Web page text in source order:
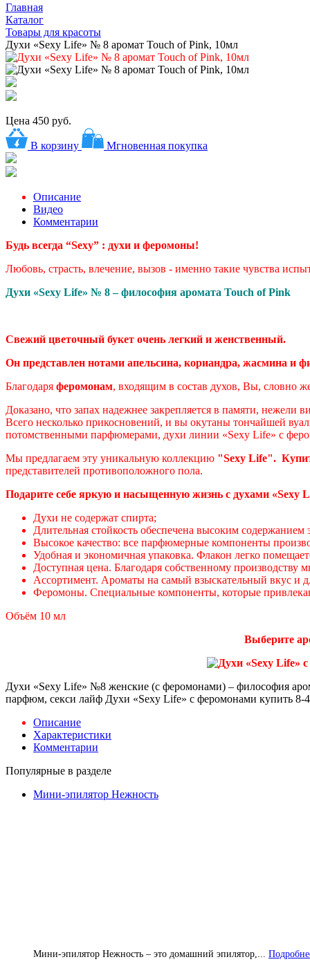
Главная
Каталог
Товары для красоты
Духи «Sexy Life» № 8 аромат Touch of Pink, 10мл
Цена 450 руб.
В корзину Мгновенная покупка
Описание
Видео
Комментарии
Будь всегда “Sexy” : духи и феромоны!
Любовь, страсть, влечение, вызов - именно такие чувства
Духи «Sexy Life» № 8 – философия аромата Touch of Pink
Свежий цветочный букет очень легкий и женственный.
Он представлен нотами апельсина, кориандра, жасмина и
Благодаря феромонам, входящим в состав духов, Вы, словно
Доказано, что запах надежнее закрепляется в памяти,
Всего несколько прикосновений, и вы окутаны тончайшей
потомственными парфюмерами, духи линии «Sexy Life» с
Мы предлагаем эту уникальную коллекцию "Sexy Life".
представителей противоположного пола.
Подарите себе яркую и насыщенную жизнь с духами «Sexy
Духи не содержат спирта;
Длительная стойкость обеспечена высоким
Высокое качество: все парфюмерные компоненты
Удобная и экономичная упаковка. Флакон легко
Доступная цена. Благодаря собственному
Ассортимент. Ароматы на самый взыскательный вкус и
Феромоны. Специальные компоненты, которые
Объём 10 мл
Выберите
Духи «Sexy Life» №8 женские (с феромонами) – философия
парфюм, секси лайф Духи «Sexy Life» с феромонами купить
Описание
Характеристики
Комментарии
Популярные в разделе
Мини-эпилятор Нежность
Мини-эпилятор Нежность – это домашний эпилятор,...